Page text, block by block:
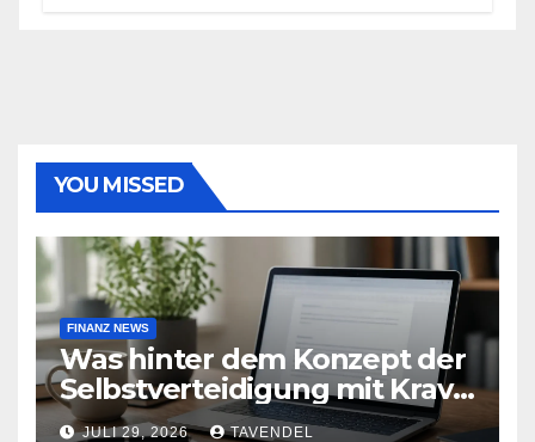
YOU MISSED
FINANZ NEWS
Was hinter dem Konzept der
Selbstverteidigung mit Krav
Maga steckt
JULI 29, 2026 TAVENDEL